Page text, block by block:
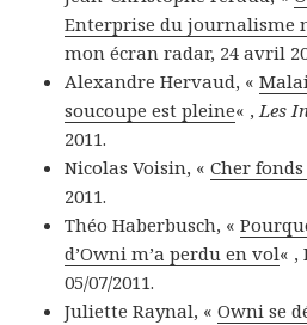
Enterprise du journalisme
mon écran radar, 24 avril
Alexandre Hervaud, «
soucoupe est pleine« , Les
2011.
Nicolas Voisin, «Cher fonds
2011.
Théo Haberbusch, «
d’Owni m’a perdu en vol« ,
05/07/2011.
Juliette Raynal, «Owni se